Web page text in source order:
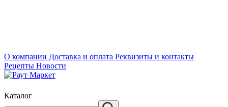
О компании Доставка и оплата Реквизиты и контакты
Рецепты Новости
Каталог